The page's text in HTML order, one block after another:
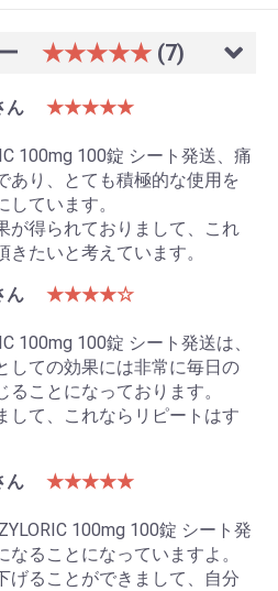
カートへ進む
★★★★★ (7)
ん
★★★★★
100mg 100錠 シート発送、痛
あり、とても積極的な使用を
ています。
が得られておりまして、これ
たいと考えています。
ん
★★★★☆
100mg 100錠 シート発送は、
しての効果には非常に毎日の
ることになっております。
して、これならリピートはす
ん
★★★★★
100mg 100錠 シート発
ることになっていますよ。
げることができまして、自分